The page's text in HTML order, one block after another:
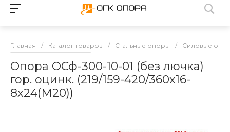
Главная / Каталог товаров / Стальные опоры / Cиловые
Опора ОСф-300-10-01 (без лючка)
гор. оцинк. (219/159-420/360х16-
8х24(М20))